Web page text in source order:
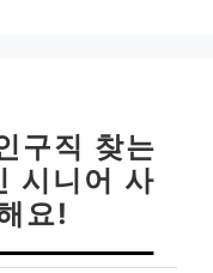
구직 찾는
시니어 사
요!